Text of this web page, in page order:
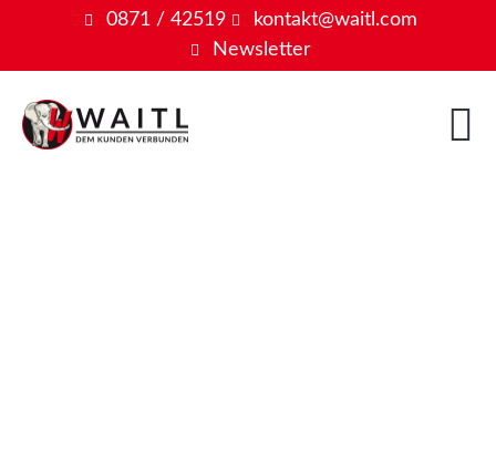
0871 / 42519
kontakt@waitl.com
Newsletter